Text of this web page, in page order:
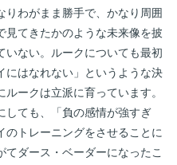
りわがまま勝手で、かなり周囲
見てきたかのような未来像を披
いない。ルークについても最初
にはなれない」というような決
ークは立派に育っています。
しても、「負の感情が強すぎ
のトレーニングをさせることに
ダース・ベーダーになったこ